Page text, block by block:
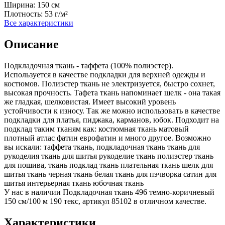
Ширина: 150 см
Плотность: 53 г/м²
Все характеристики
Описание
Подкладочная ткань - таффета (100% полиэстер).
Используется в качестве подкладки для верхней одежды и
костюмов. Полиэстер ткань не электризуется, быстро сохнет,
высокая прочность. Тафета ткань напоминает шелк - она такая
же гладкая, шелковистая. Имеет высокий уровень
устойчивости к износу. Так же можно использовать в качестве
подкладки для платья, пиджака, карманов, юбок. Подходит на
подклад таким тканям как: костюмная ткань матовый
плотный атлас фатин еврофатин и много другое. Возможно
вы искали: таффета ткань, подкладочная ткань ткань для
рукоделия ткань для шитья рукоделие ткань полиэстер ткань
для пошива, ткань подклад ткань плательная ткань шелк для
шитья ткань черная ткань белая ткань для пэчворка сатин для
шитья интерьерная ткань юбочная ткань
У нас в наличии Подкладочная ткань 496 темно-коричневый
150 см/100 м 190 текс, артикул 85102 в отличном качестве.